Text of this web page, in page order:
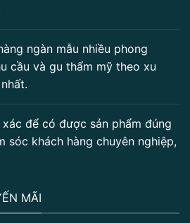
ngàn mẫu nhiều phong
cầu và gu thẩm mỹ theo xu
để có được sản phẩm đúng
sóc khách hàng chuyên nghiệp,
MÃI